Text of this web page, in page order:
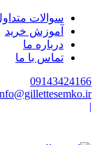
سوالات
آموزش خرید
درباره ما
تماس با ما
09143424166
|